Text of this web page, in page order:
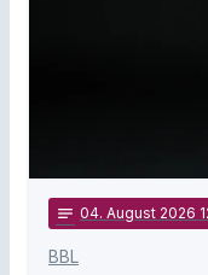
notes 04. August 2026
BBL